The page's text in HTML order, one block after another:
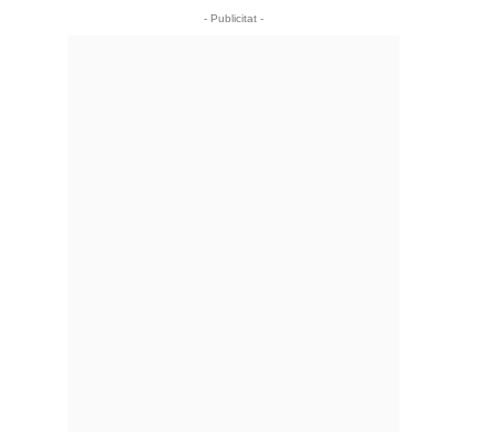
- Publicitat -